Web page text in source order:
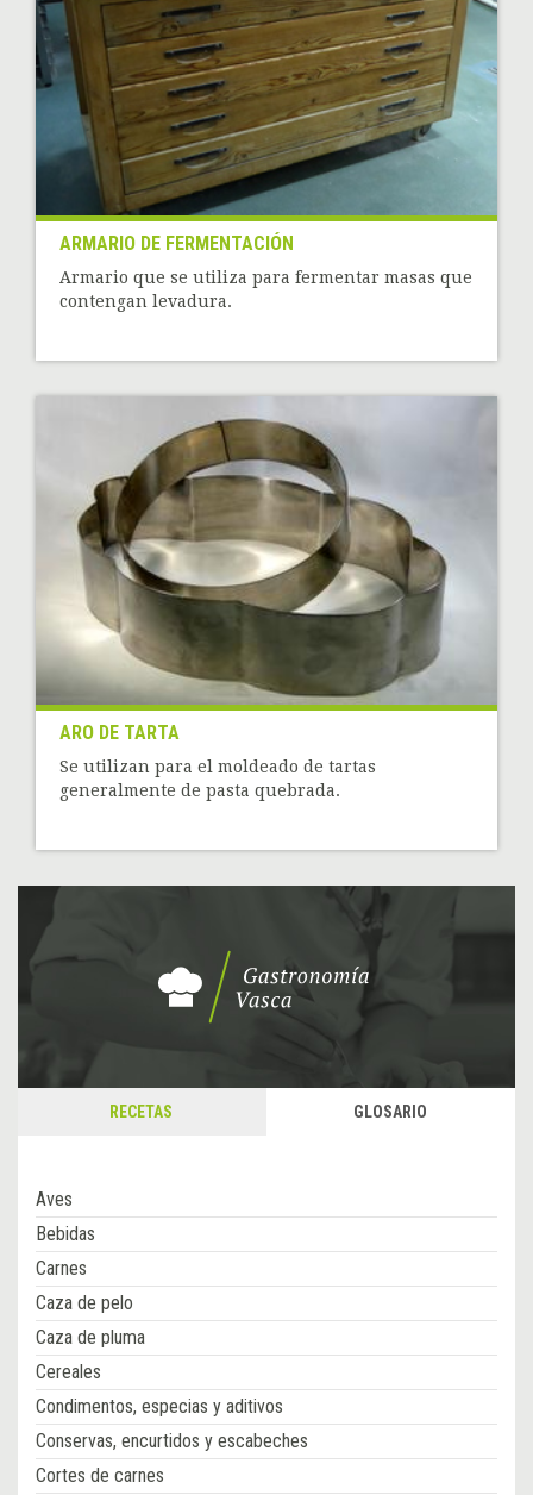
ARMARIO DE FERMENTACIÓN
Armario que se utiliza para fermentar masas que
contengan levadura.
ARO DE TARTA
Se utilizan para el moldeado de tartas
generalmente de pasta quebrada.
RECETAS GLOSARIO
Aves
Bebidas
Carnes
Caza de pelo
Caza de pluma
Cereales
Condimentos, especias y aditivos
Conservas, encurtidos y escabeches
Cortes de carnes